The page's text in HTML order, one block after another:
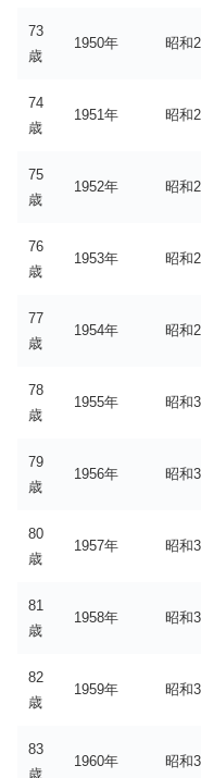
73
歳
1950年 昭和
74
歳
1951年 昭和
75
歳
1952年 昭和
76
歳
1953年 昭和
77
歳
1954年 昭和
78
歳
1955年 昭和
79
歳
1956年 昭和
80
歳
1957年 昭和
81
歳
1958年 昭和
82
歳
1959年 昭和
83
歳
1960年 昭和